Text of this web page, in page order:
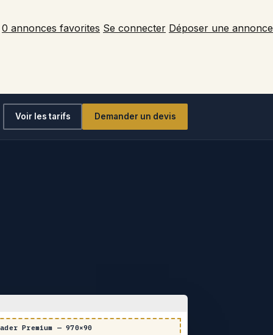
0 annonces favorites Se connecter Déposer une annonce
Voir les tarifs Demander un devis
Premium — 970×90